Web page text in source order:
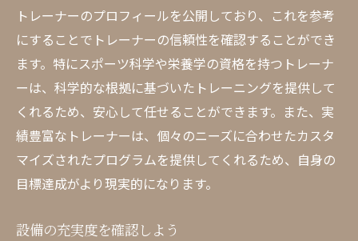
進捗を測定するための定期的なチェック
成功事例から学ぶ理想の体型づくり
久屋大通のパーソナルジムでのトレーニング体
験談
実際の利用者の声と評価
初心者が感じた効果と変化
シニア向けトレーニングの体験談
ュー
トレーナーのプロフィールを公開しており、これを参考
にすることでトレーナーの信頼性を確認することができ
ます。特にスポーツ科学や栄養学の資格を持つトレーナ
ーは、科学的な根拠に基づいたトレーニングを提供して
くれるため、安心して任せることができます。また、実
績豊富なトレーナーは、個々のニーズに合わせたカスタ
マイズされたプログラムを提供してくれるため、自身の
目標達成がより現実的になります。
設備の充実度を確認しよう